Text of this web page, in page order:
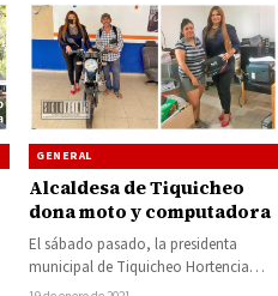
GENERAL
Alcaldesa de Tiquicheo
dona moto y computadora
El sábado pasado, la presidenta
municipal de Tiquicheo Hortencia
Sánchez Rodríguez, hizo entrega de